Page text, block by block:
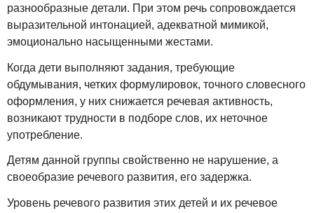
разнообразные детали. При этом речь сопровождается
выразительной интонацией, адекватной мимикой,
эмоционально насыщенными жестами.
Когда дети выполняют задания, требующие
обдумывания, четких формулировок, точного словесного
оформления, у них снижается речевая активность,
возникают трудности в подборе слов, их неточное
употребление.
Детям данной группы свойственно не нарушение, а
своеобразие речевого развития, его задержка.
Уровень речевого развития этих детей и их речевое